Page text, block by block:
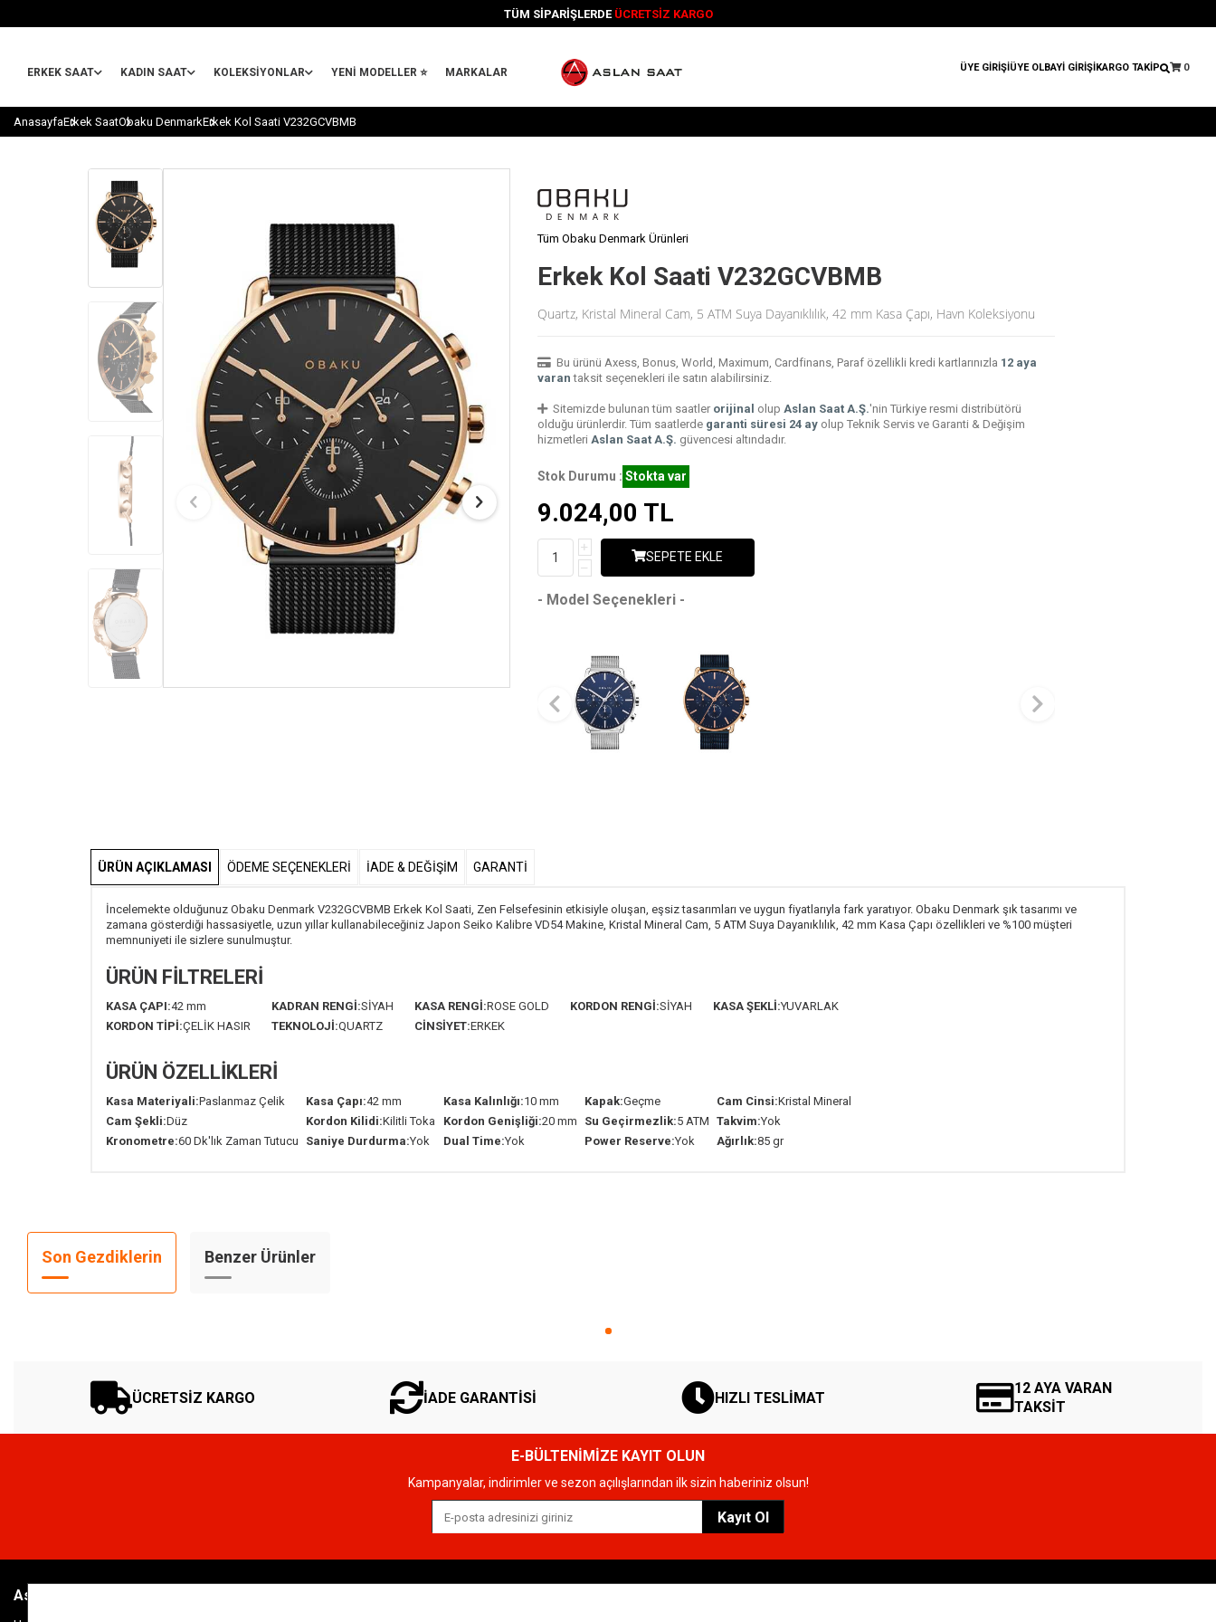
TÜM SİPARİŞLERDE ÜCRETSİZ KARGO
ERKEK SAAT KADIN SAAT KOLEKSIYONLAR YENİ MODELLER ⭐ MARKALAR ÜYE GİRİŞİÜYE OLBAYİ GİRİŞİKARGO TAKİP 0
AnasayfaErkek SaatObaku DenmarkErkek Kol Saati V232GCVBMB
Tüm Obaku Denmark Ürünleri
Erkek Kol Saati V232GCVBMB
Quartz, Kristal Mineral Cam, 5 ATM Suya Dayanıklılık, 42 mm Kasa Çapı, Havn Koleksiyonu
Bu ürünü Axess, Bonus, World, Maximum, Cardfinans, Paraf özellikli kredi kartlarınızla 12 aya
varan taksit seçenekleri ile satın alabilirsiniz.
Sitemizde bulunan tüm saatler orijinal olup Aslan Saat A.Ş.'nin Türkiye resmi distribütörü
olduğu ürünlerdir. Tüm saatlerde garanti süresi 24 ayolup Teknik Servis ve Garanti & Değişim
hizmetleri Aslan Saat A.Ş. güvencesi altındadır.
Stok Durumu : Stokta var
9.024,00 TL
SEPETE EKLE
- Model Seçenekleri -
ÜRÜN AÇIKLAMASI ÖDEME SEÇENEKLERI İADE & DEĞİŞİM GARANTİ
İncelemekte olduğunuz Obaku Denmark V232GCVBMB Erkek Kol Saati, Zen Felsefesinin etkisiyle oluşan, eşsiz tasarımları ve uygun fiyatlarıyla fark yaratıyor. Obaku Denmark şık tasarımı ve
zamana gösterdiği hassasiyetle, uzun yıllar kullanabileceğiniz Japon Seiko Kalibre VD54 Makine, Kristal Mineral Cam, 5 ATM Suya Dayanıklılık, 42 mm Kasa Çapı özellikleri ve %100 müşteri
memnuniyeti ile sizlere sunulmuştur.
ÜRÜN FİLTRELERİ
KASA ÇAPI:42 mm KADRAN RENGİ:SİYAH KASA RENGİ:ROSE GOLD KORDON RENGİ:SİYAH KASA ŞEKLİ:YUVARLAK
KORDON TİPİ:ÇELİK HASIR TEKNOLOJİ:QUARTZ CİNSİYET:ERKEK
ÜRÜN ÖZELLİKLERİ
Kasa Materiyali:Paslanmaz Çelik Kasa Çapı:42 mm Kasa Kalınlığı:10 mm Kapak:Geçme Cam Cinsi:Kristal Mineral
Cam Şekli:Düz Kordon Kilidi:Kilitli Toka Kordon Genişliği:20 mm Su Geçirmezlik:5 ATM Takvim:Yok
Kronometre:60 Dk'lık Zaman Tutucu Saniye Durdurma:Yok Dual Time:Yok Power Reserve:Yok Ağırlık:85 gr
Son Gezdiklerin Benzer Ürünler
ÜCRETSİZ KARGO İADE GARANTİSİ HIZLI TESLİMAT
12 AYA VARAN
TAKSİT
E-BÜLTENİMİZE KAYIT OLUN
Kampanyalar, indirimler ve sezon açılışlarından ilk sizin haberiniz olsun!
Kayıt Ol
Aslan Saat